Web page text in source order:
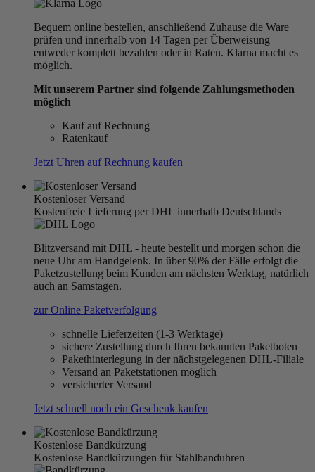
Bequem online bestellen, anschließend Zuhause die Ware
prüfen und innerhalb von 14 Tagen per Überweisung
entweder komplett bezahlen oder in Raten. Klarna macht es
möglich.
Mit unserem Partner sind folgende Zahlungsmethoden
möglich
Kauf auf Rechnung
Ratenkauf
Jetzt Uhren auf Rechnung kaufen
Kostenloser Versand
Kostenfreie Lieferung per DHL innerhalb Deutschlands
Blitzversand mit DHL - heute bestellt und morgen schon die
neue Uhr am Handgelenk. In über 90% der Fälle erfolgt die
Paketzustellung beim Kunden am nächsten Werktag, natürlich
auch an Samstagen.
zur Online Paketverfolgung
schnelle Lieferzeiten (1-3 Werktage)
sichere Zustellung durch Ihren bekannten Paketboten
Pakethinterlegung in der nächstgelegenen DHL-Filiale
Versand an Paketstationen möglich
versicherter Versand
Jetzt schnell noch ein Geschenk kaufen
Kostenlose Bandkürzung
Kostenlose Bandkürzungen für Stahlbanduhren